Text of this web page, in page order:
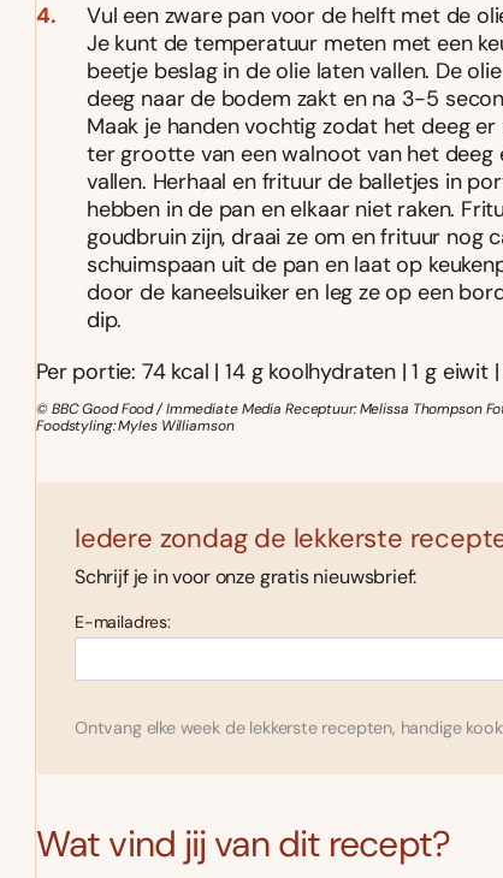
Vul een zware pan voor de helft met de
Je kunt de temperatuur meten met een
beetje beslag in de olie laten vallen. De
deeg naar de bodem zakt en na 3-5
Maak je handen vochtig zodat het deeg
ter grootte van een walnoot van het
vallen. Herhaal en frituur de balletjes in
hebben in de pan en elkaar niet raken.
goudbruin zijn, draai ze om en frituur nog
schuimspaan uit de pan en laat op
door de kaneelsuiker en leg ze op een
dip.
Per portie: 74 kcal | 14 g koolhydraten | 1 g eiwit |
© BBC Good Food / Immediate Media Receptuur: Melissa Thompson
Foodstyling: Myles Williamson
Iedere zondag de lekkerste
Schrijf je in voor onze gratis nieuwsbrief:
E-mailadres:
Ontvang elke week de lekkerste recepten, handige
Wat vind jij van dit recept?